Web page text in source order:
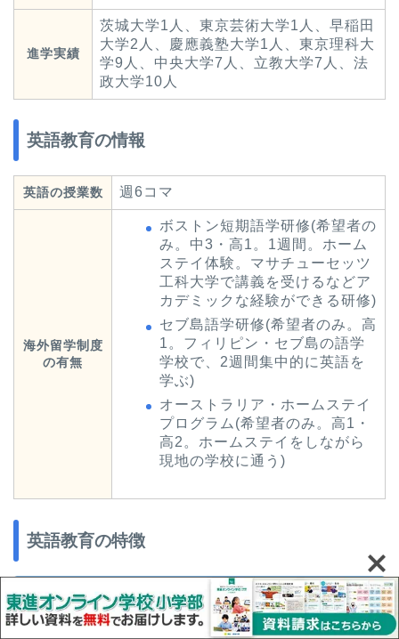
進学実績
茨城大学1人、東京芸術大学1人、早稲田
大学2人、慶應義塾大学1人、東京理科大
学9人、中央大学7人、立教大学7人、法
政大学10人
英語教育の情報
英語の授業数 週6コマ
海外留学制度
の有無
ボストン短期語学研修(希望者の
み。中3・高1。1週間。ホーム
ステイ体験。マサチューセッツ
工科大学で講義を受けるなどア
カデミックな経験ができる研修)
セブ島語学研修(希望者のみ。高
1。フィリピン・セブ島の語学
学校で、2週間集中的に英語を
学ぶ)
オーストラリア・ホームステイ
プログラム(希望者のみ。高1・
高2。ホームステイをしながら
現地の学校に通う)
英語教育の特徴
通常の英語の授業、ネイティブ教員による
英会話、ベルリッツの英会話ブログラムと